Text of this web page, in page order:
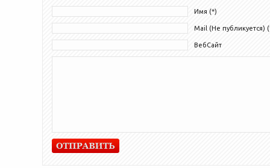
Имя (*)
Mail (Не публикуется)
ВебСайт